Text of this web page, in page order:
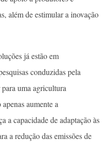
além de estimular a inovação
já estão em
conduzidas pela
uma agricultura
aumente a
a capacidade de adaptação às
a redução das emissões de